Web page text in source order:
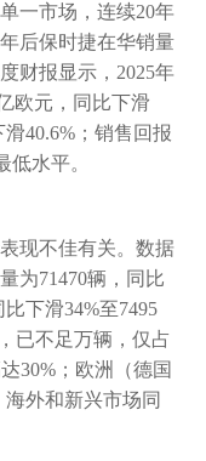
一市场，连续20年
后保时捷在华销量
财报显示，2025年
欧元，同比下滑
40.6%；销售回报
低水平。
现不佳有关。数据
为71470辆，同比
下滑34%至7495
已不足万辆，仅占
30%；欧洲（德国
海外和新兴市场同